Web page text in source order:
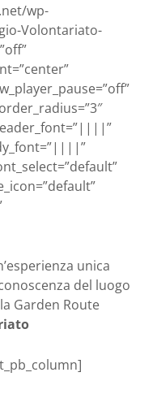
wp-
Volontariato-
unica
del luogo
Garden Route